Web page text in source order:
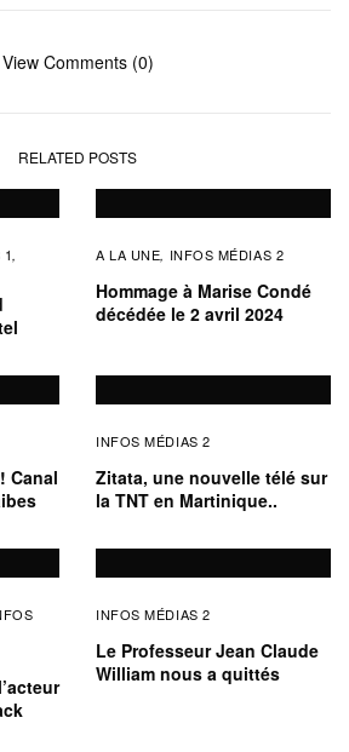
View Comments (0)
RELATED POSTS
, A LA UNE, INFOS MÉDIAS 2
Hommage à Marise Condé
décédée le 2 avril 2024
Canal
INFOS MÉDIAS 2
Zitata, une nouvelle télé sur
la TNT en Martinique..
INFOS MÉDIAS 2
Le Professeur Jean Claude
William nous a quittés